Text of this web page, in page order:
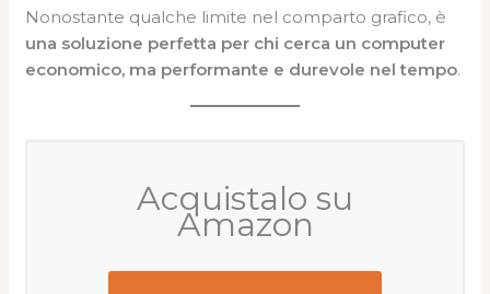
Nonostante qualche limite nel comparto grafico, è
una soluzione perfetta per chi cerca un computer
economico, ma performante e durevole nel tempo.
Acquistalo su
Amazon